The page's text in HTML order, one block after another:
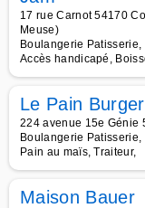
17 rue Carnot 54170
Meuse)
Boulangerie
Accès handicapé,
Le Pain Burger
224 avenue 15e Génie
Boulangerie
Pain au maïs, Traiteur,
Maison Bauer